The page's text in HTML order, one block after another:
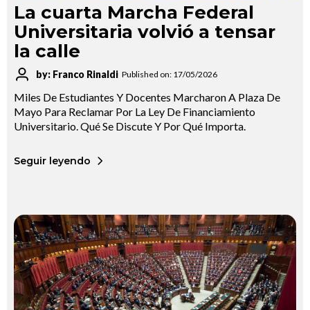
La cuarta Marcha Federal
Universitaria volvió a tensar
la calle
by: Franco Rinaldi Published on: 17/05/2026
Miles De Estudiantes Y Docentes Marcharon A Plaza De
Mayo Para Reclamar Por La Ley De Financiamiento
Universitario. Qué Se Discute Y Por Qué Importa.
Seguir leyendo